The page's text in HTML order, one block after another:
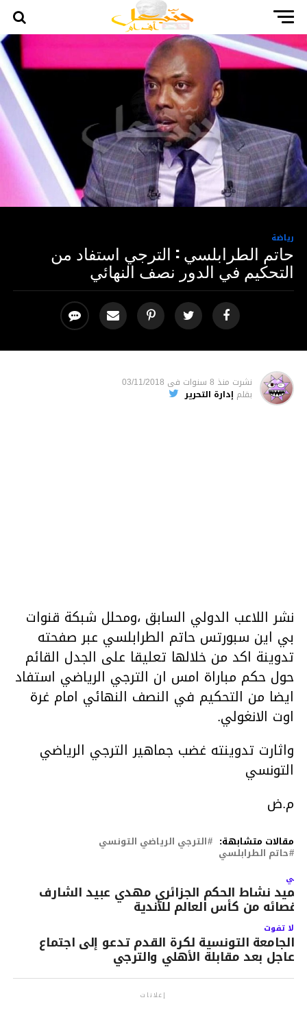
رياضة
حاتم الطرابلسي : الترجي استفاد من
التحكيم في الدور نصف النهائي
نشرت منذ 8 سنوات فى 03/11/2018
بقلم إدارة التحرير
نشر اللاعب الدولي السابق ،ومحلل شبكة قنوات
بي اين سبورتس حاتم الطرابلسي عبر صفحته
تدوينة اكد من خلالها تعليقا على الجدل القائم
حول حكم مباراة امس ان الترجي الرياضي استفاد
ايضا من التحكيم في النصف النهائي امام غرة
اوت الانغولي.
واثارت تدوينته غضب جماهير الترجي الرياضي
التونسي
م.ض
مقالات متشابهة: الترجي الرياضي التونسي
حاتم الطرابلسي
نشاط الحكم الجزائري مهدي عبيد الشارف
من كأس العالم للأندية
لا تفوت
الجامعة التونسية لكرة القدم تدعو إلى اجتماع
عاجل بعد مقابلة الأهلي والترجي
إعلانات